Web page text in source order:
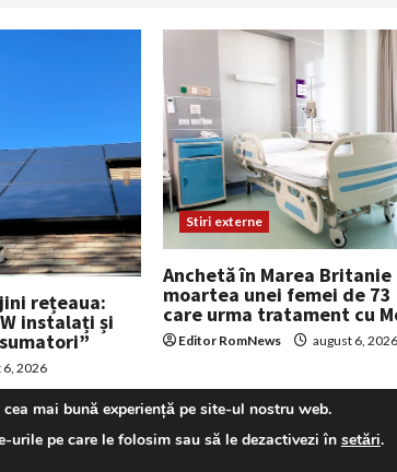
rețeaua:
instalați și
6, 2026
Stiri externe
Anchetă în Marea Britanie
moartea unei femei de 73
care urma tratament cu
Editor RomNews august 6, 2026
Copyright © All rights reserved.
mai bună experiență pe site-ul nostru web.
urile pe care le folosim sau să le dezactivezi în setări.